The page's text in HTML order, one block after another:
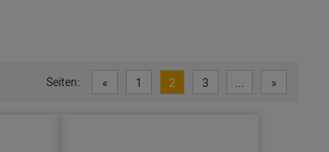
Seiten: « 1 2 3 ... »